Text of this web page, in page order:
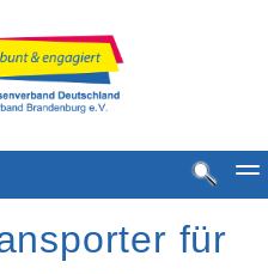
für